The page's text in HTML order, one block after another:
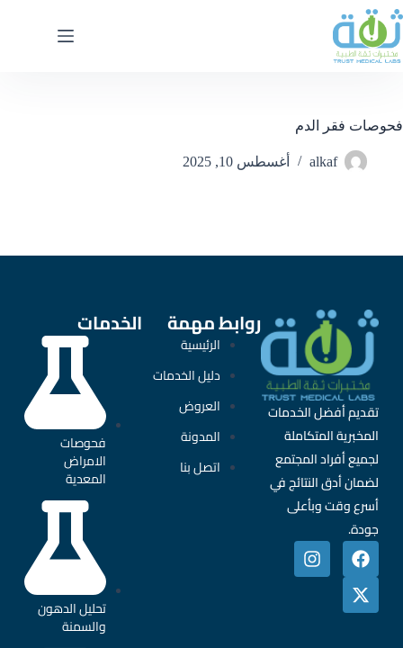
فحوصات فقر الدم
alkaf أغسطس 10, 2025
تقديم أفضل الخدمات
المخبرية المتكاملة
لجميع أفراد المجتمع
لضمان أدق النتائج في
أسرع وقت وبأعلى
جودة.
روابط مهمة
الرئيسية
دليل الخدمات
العروض
المدونة
اتصل بنا
الخدمات
فحوصات
الامراض
المعدية
تحليل الدهون
والسمنة